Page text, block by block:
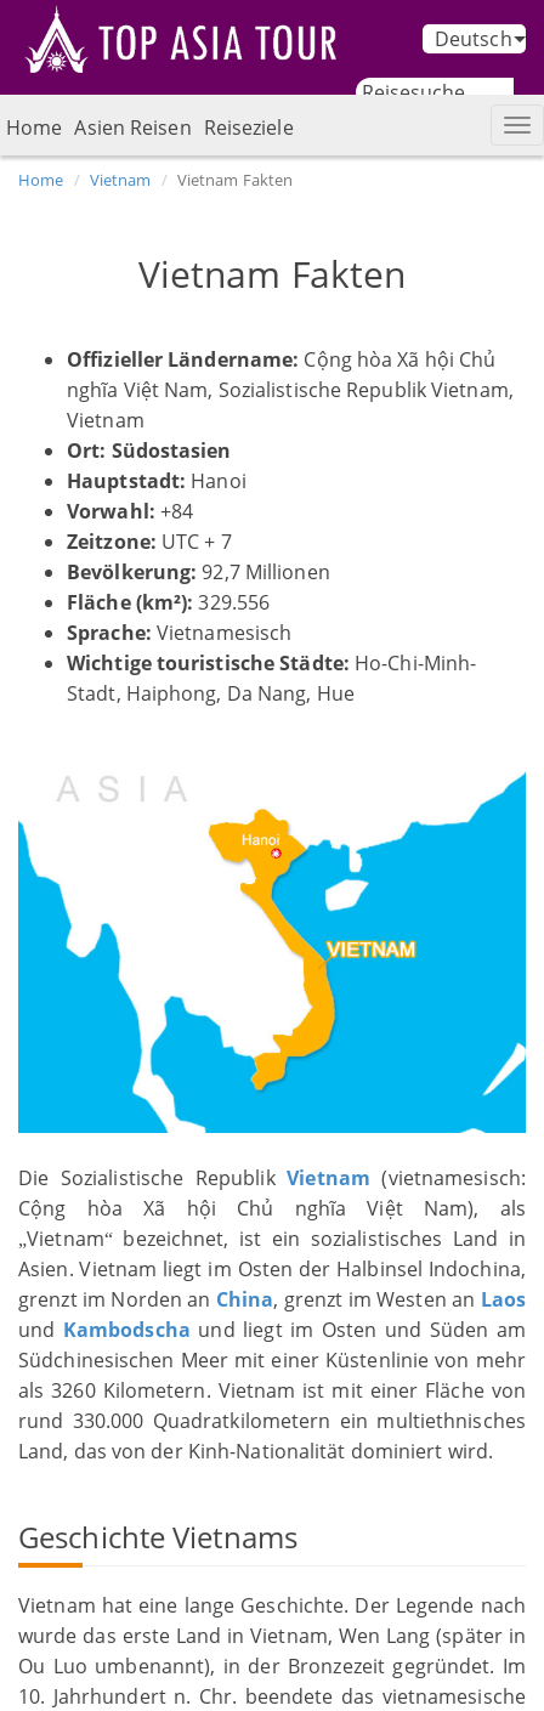
Deutsch
Home Asien Reisen Reiseziele
Home Vietnam Vietnam Fakten
Vietnam Fakten
Offizieller Ländername: Cộng hòa Xã hội Chủ
nghĩa Việt Nam, Sozialistische Republik Vietnam,
Vietnam
Ort: Südostasien
Hauptstadt: Hanoi
Vorwahl: +84
Zeitzone: UTC + 7
Bevölkerung: 92,7 Millionen
Fläche (km²): 329.556
Sprache: Vietnamesisch
Wichtige touristische Städte: Ho-Chi-Minh-
Stadt, Haiphong, Da Nang, Hue
Die Sozialistische RepublikVietnam (vietnamesisch:
Cộng hòa Xã hội Chủ nghĩa Việt Nam), als
„Vietnam“bezeichnet, ist ein sozialistisches Land in
Asien. Vietnam liegt im Osten der Halbinsel Indochina,
grenzt im Norden an China, grenzt im Westen an Laos
und Kambodscha und liegt im Osten und Süden am
Südchinesischen Meer mit einer Küstenlinie von mehr
als 3260 Kilometern. Vietnam ist mit einer Fläche von
rund 330.000 Quadratkilometern ein multiethnisches
Land, das von der Kinh-Nationalität dominiert wird.
Geschichte Vietnams
Vietnam hat eine lange Geschichte. Der Legende nach
wurde das erste Land in Vietnam, Wen Lang (später in
Ou Luo umbenannt), in der Bronzezeit gegründet. Im
10. Jahrhundert n. Chr. beendete das vietnamesische